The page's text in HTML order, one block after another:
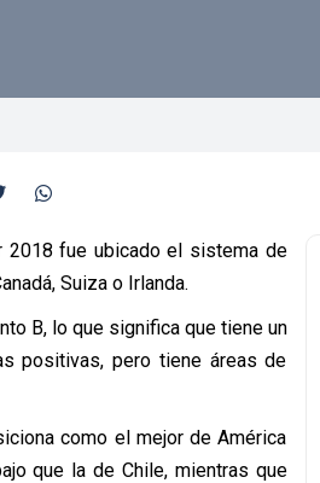
2018 fue ubicado el sistema de
Suiza o Irlanda.
B, lo que significa que tiene un
positivas, pero tiene áreas de
como el mejor de América
que la de Chile, mientras que